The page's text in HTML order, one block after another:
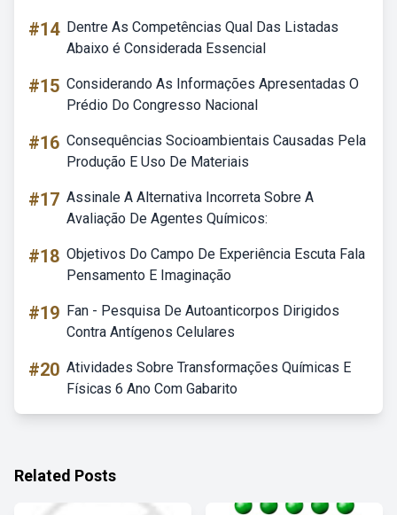
#14 Dentre As Competências Qual Das Listadas
Abaixo é Considerada Essencial
#15 Considerando As Informações Apresentadas O
Prédio Do Congresso Nacional
#16 Consequências Socioambientais Causadas Pela
Produção E Uso De Materiais
#17 Assinale A Alternativa Incorreta Sobre A
Avaliação De Agentes Químicos:
#18 Objetivos Do Campo De Experiência Escuta Fala
Pensamento E Imaginação
#19 Fan - Pesquisa De Autoanticorpos Dirigidos
Contra Antígenos Celulares
#20 Atividades Sobre Transformações Químicas E
Físicas 6 Ano Com Gabarito
Related Posts